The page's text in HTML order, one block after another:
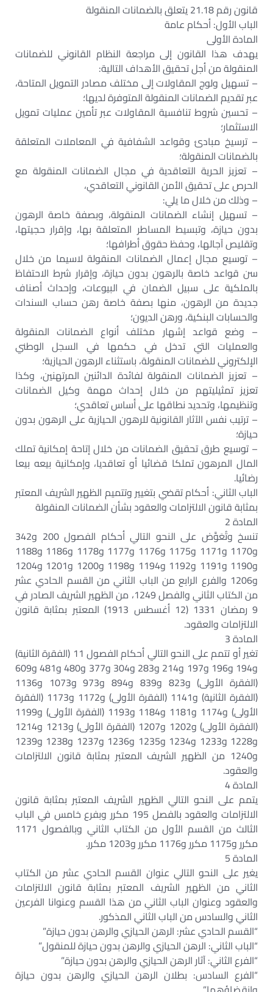
قانون رقم 21.18 يتعلق بالضمانات المنقولة
الباب الأول: أحكام عامة
المادة الأولى
يهدف هذا القانون إلى مراجعة النظام القانوني للضمانات
المنقولة من أجل تحقيق الأهداف التالية:
– تسهيل ولوج المقاولات إلى مختلف مصادر التمويل المتاحة،
عبر تقديم الضمانات المنقولة المتوفرة لديها؛
– تحسين شروط تنافسية المقاولات عبر تأمين عمليات تمويل
الاستثمار؛
– ترسيخ مبادئ وقواعد الشفافية في المعاملات المتعلقة
بالضمانات المنقولة؛
– تعزيز الحرية التعاقدية في مجال الضمانات المنقولة مع
الحرص على تحقيق الأمن القانوني التعاقدي،
– وذلك من خلال ما يلي:
– تسهيل إنشاء الضمانات المنقولة، وبصفة خاصة الرهون
بدون حيازة، وتبسيط المساطر المتعلقة بها، وإقرار حجيتها،
وتقليص آجالها، وحفظ حقوق أطرافها؛
– توسيع مجال إعمال الضمانات المنقولة لاسيما من خلال
سن قواعد خاصة بالرهون بدون حيازة، وإقرار شرط الاحتفاظ
بالملكية على سبيل الضمان في البيوعات، وإحداث أصناف
جديدة من الرهون، منها بصفة خاصة رهن حساب السندات
والحسابات البنكية، ورهن الديون؛
– وضع قواعد إشهار مختلف أنواع الضمانات المنقولة
والعمليات التي تدخل في حكمها في السجل الوطني
الإلكتروني للضمانات المنقولة، باستثناء الرهون الحيازية؛
– تعزيز الضمانات المنقولة لفائدة الدائنين المرتهنين، وكذا
تعزيز تمثيليتهم من خلال إحداث مهمة وكيل الضمانات
وتنظيمها، وتحديد نطاقها على أساس تعاقدي؛
– ترتيب نفس الآثار القانونية للرهون الحيازية على الرهون بدون
حيازة؛
– توسيع طرق تحقيق الضمانات من خلال إتاحة إمكانية تملك
المال المرهون تملكا قضائيا أو تعاقديا، وإمكانية بيعه بيعا
رضائيا.
الباب الثاني: أحكام تقضي بتغيير وتتميم الظهير الشريف المعتبر
بمثابة قانون الالتزامات والعقود بشأن الضمانات المنقولة
المادة 2
تنسخ وتُعَوَّض على النحو التالي أحكام الفصول 200 و342
و1170 و1171 و1175 و1176 و1177 و1178 و1186 و1188
و1190 و1191 و1192 و1194 و1198 و1200 و1201 و1204
و1206 والفرع الرابع من الباب الثاني من القسم الحادي عشر
من الكتاب الثاني والفصل 1249، من الظهير الشريف الصادر في
9 رمضان 1331 (12 أغسطس 1913) المعتبر بمثابة قانون
الالتزامات والعقود.
المادة 3
تغير أو تتمم على النحو التالي أحكام الفصول 11 (الفقرة الثانية)
و194 و196 و197 و214 و283 و304 و377 و480 و481 و609
(الفقرة الأولى) و823 و839 و894 و973 و1073 و1136
(الفقرة الثانية) و1141 (الفقرة الأولى) و1172 و1173 (الفقرة
الأولى) و1174 و1181 و1184 و1193 (الفقرة الأولى) و1199
(الفقرة الأولى) و1202 و1207 (الفقرة الأولى) و1213 و1214
و1228 و1233 و1234 و1235 و1236 و1237 و1238 و1239
و1240 من الظهير الشريف المعتبر بمثابة قانون الالتزامات
والعقود.
المادة 4
يتمم على النحو التالي الظهير الشريف المعتبر بمثابة قانون
الالتزامات والعقود بالفصل 195 مكرر وبفرع خامس في الباب
الثالث من القسم الأول من الكتاب الثاني وبالفصول 1171
مكرر و1175 مكرر و1176 مكرر و1203 مكرر.
المادة 5
يغير على النحو التالي عنوان القسم الحادي عشر من الكتاب
الثاني من الظهير الشريف المعتبر بمثابة قانون الالتزامات
والعقود وعنوان الباب الثاني من هذا القسم وعنوانا الفرعين
الثاني والسادس من الباب الثاني المذكور.
“القسم الحادي عشر: الرهن الحيازي والرهن بدون حيازة”
“الباب الثاني: الرهن الحيازي والرهن بدون حيازة للمنقول”
“الفرع الثاني: آثار الرهن الحيازي والرهن بدون حيازة”
“الفرع السادس: بطلان الرهن الحيازي والرهن بدون حيازة